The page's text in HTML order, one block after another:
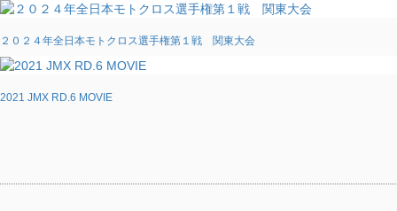
２０２４年全日本モトクロス選手権第１戦 関東大会
2021 JMX RD.6 MOVIE